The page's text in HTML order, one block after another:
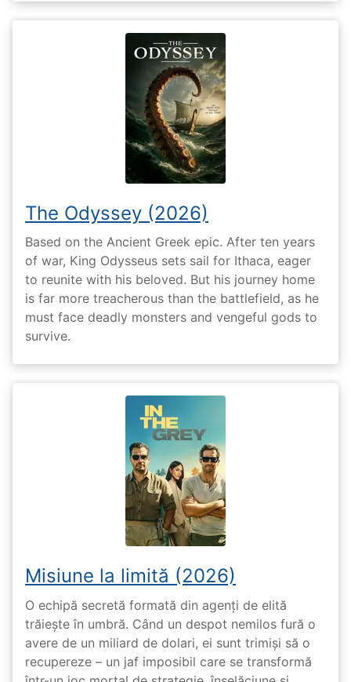
The Odyssey (2026)
Based on the Ancient Greek epic. After ten years
of war, King Odysseus sets sail for Ithaca, eager
to reunite with his beloved. But his journey home
is far more treacherous than the battlefield, as he
must face deadly monsters and vengeful gods to
survive.
Misiune la limită (2026)
O echipă secretă formată din agenți de elită
trăiește în umbră. Când un despot nemilos fură o
avere de un miliard de dolari, ei sunt trimiși să o
recupereze – un jaf imposibil care se transformă